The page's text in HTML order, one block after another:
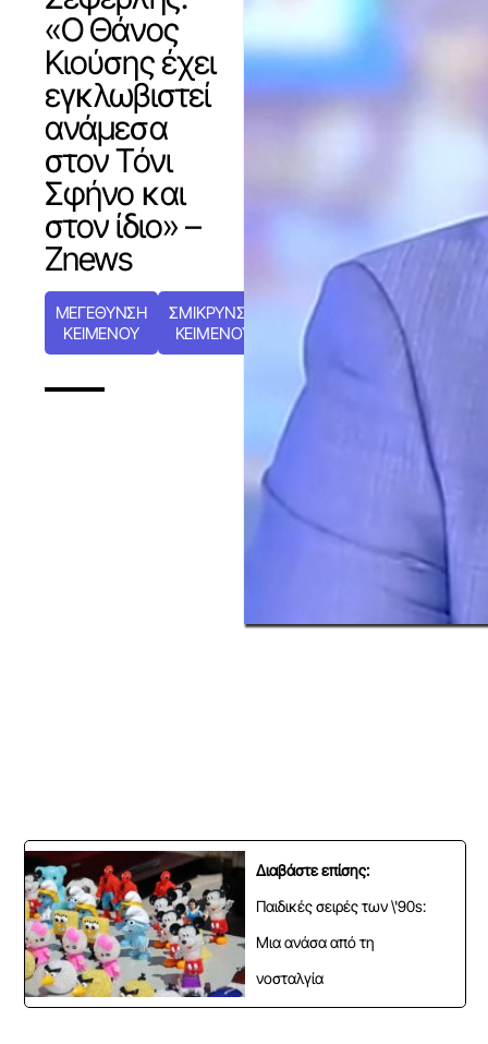
«Ο Θάνος
Κιούσης έχει
εγκλωβιστεί
ανάμεσα
στον Τόνι
Σφήνο και
στον ίδιο» –
Znews
ΜΕΓΕΘΥΝΣΗ
ΚΕΙΜΕΝΟΥ
ΣΜΙΚΡΥΝΣΗ
ΚΕΙΜΕΝΟΥ
Διαβάστε επίσης:
Παιδικές σειρές των \'90s:
Μια ανάσα από τη
νοσταλγία